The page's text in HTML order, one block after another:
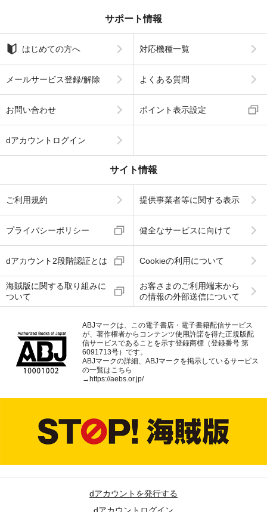
サポート情報
はじめての方へ 対応機種一覧
メールサービス登録/解除 よくある質問
お問い合わせ ポイント表示設定
dアカウントログイン
サイト情報
ご利用規約 提供事業者等に関する表示
プライバシーポリシー 健全なサービスに向けて
dアカウント2段階認証とは Cookieの利用について
海賊版に関する取り組みに
ついて
お客さまのご利用端末から
の情報の外部送信について
ABJマークは、この電子書店・電子書籍配信サービス
が、著作権者からコンテンツ使用許諾を得た正規版配
信サービスであることを示す登録商標（登録番号 第
6091713号）です。
ABJマークの詳細、ABJマークを掲示しているサービス
の一覧はこちら
→ https://aebs.or.jp/
dアカウントを発行する